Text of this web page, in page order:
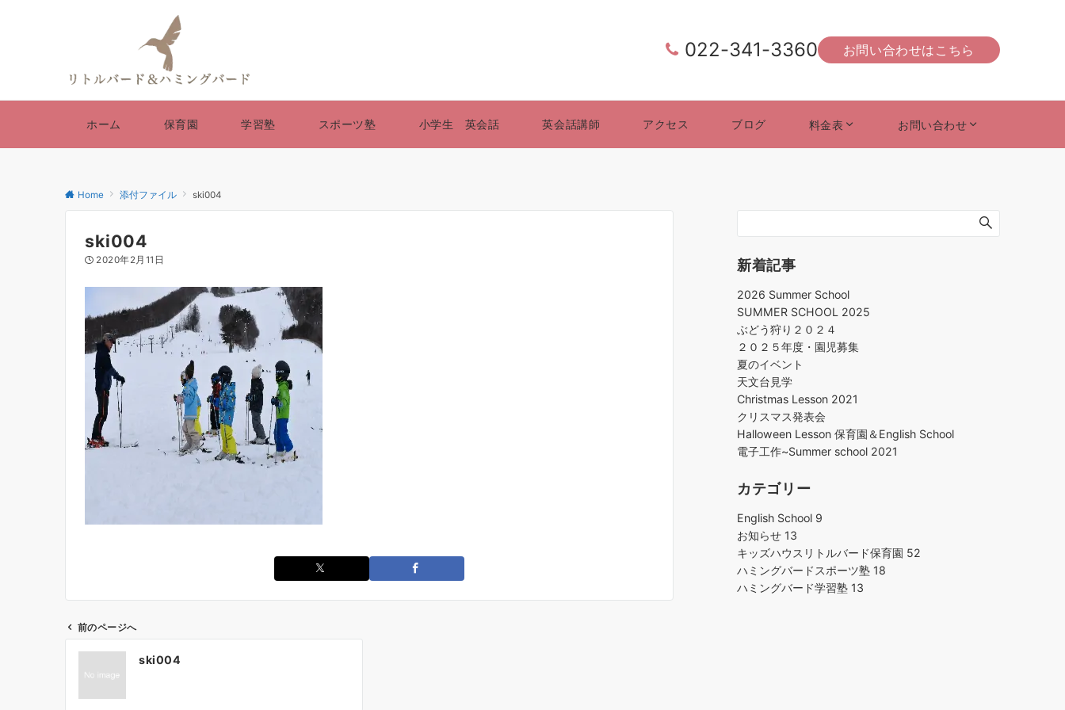
022-341-3360 お問い合わせはこちら
ホーム 保育園 学習塾 スポーツ塾 小学生 英会話 英会話講師 アクセス ブログ 料金表 お問い合わせ
Home 添付ファイル ski004
ski004
2020年2月11日
前のページへ
ski004
新着記事
2026 Summer School
SUMMER SCHOOL 2025
ぶどう狩り２０２４
２０２５年度・園児募集
夏のイベント
天文台見学
Christmas Lesson 2021
クリスマス発表会
Halloween Lesson 保育園＆English School
電子工作~Summer school 2021
カテゴリー
English School 9
お知らせ 13
キッズハウスリトルバード保育園 52
ハミングバードスポーツ塾 18
ハミングバード学習塾 13